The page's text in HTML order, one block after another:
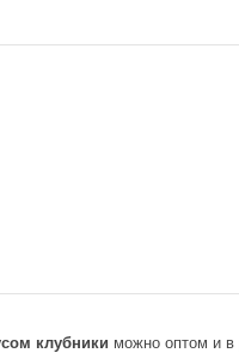
клубники можно оптом и в